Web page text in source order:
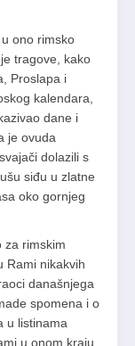
ono rimsko
tragove, kako
Proslapa i
kalendara,
dane i
je ovuda
dolazili s
siđu u zlatne
oko gornjeg
za rimskim
Rami nikakvih
današnjega
spomena i o
u listinama
u onom kraju